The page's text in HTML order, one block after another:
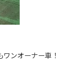
ンオーナー車！